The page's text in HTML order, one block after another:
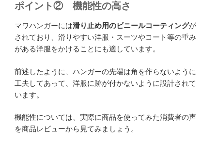
ポイント② 機能性の高さ
マワハンガーには滑り止め用のビニールコーティングが
されており、滑りやすい洋服・スーツやコート等の重み
がある洋服をかけることにも適しています。
前述したように、ハンガーの先端は角を作らないように
工夫してあって、洋服に跡が付かないように設計されて
います。
機能性については、実際に商品を使ってみた消費者の声
を商品レビューから見てみましょう。